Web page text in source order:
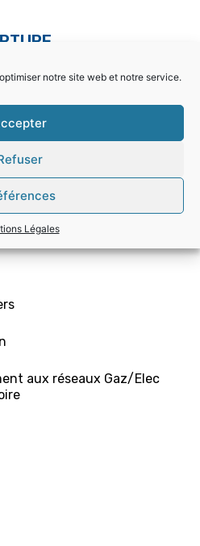
notre site web et notre service.
Légales
11h55 / 13h05 – 16h30
aux réseaux Gaz/Elec